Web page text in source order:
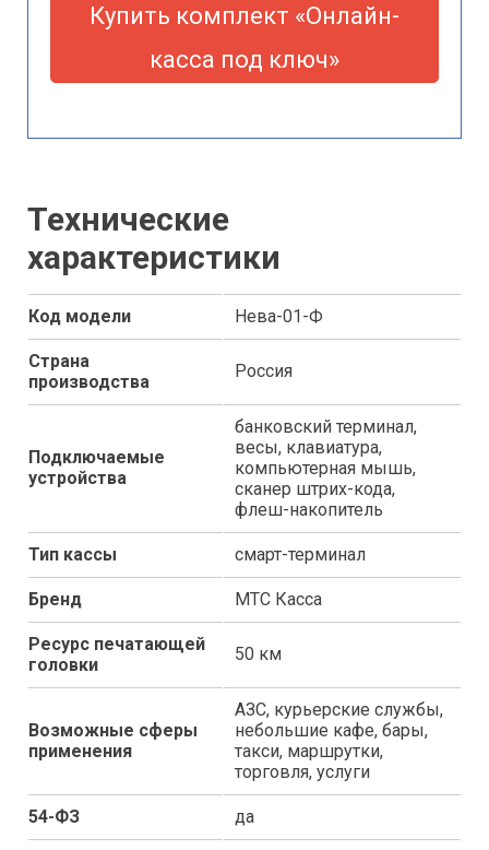
Купить комплект «Онлайн-
касса под ключ»
Технические
характеристики
Код модели Нева-01-Ф
Страна
производства
Россия
Подключаемые
устройства
банковский терминал,
весы, клавиатура,
компьютерная мышь,
сканер штрих-кода,
флеш-накопитель
Тип кассы смарт-терминал
Бренд МТС Касса
Ресурс печатающей
головки
50 км
Возможные сферы
применения
АЗС, курьерские службы,
небольшие кафе, бары,
такси, маршрутки,
торговля, услуги
54-ФЗ да